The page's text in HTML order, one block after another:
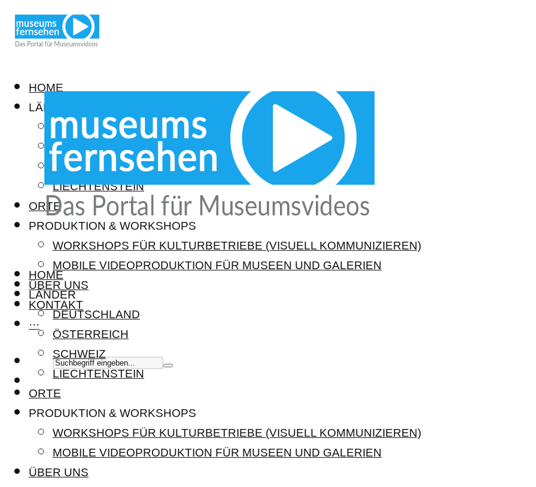
HOME
LÄNDER
DEUTSCHLAND
ÖSTERREICH
SCHWEIZ
LIECHTENSTEIN
ORTE
PRODUKTION & WORKSHOPS
WORKSHOPS FÜR KULTURBETRIEBE (VISUELL KOMMUNIZIEREN)
MOBILE VIDEOPRODUKTION FÜR MUSEEN UND GALERIEN
ÜBER UNS
KONTAKT
···
HOME
LÄNDER
DEUTSCHLAND
ÖSTERREICH
SCHWEIZ
LIECHTENSTEIN
ORTE
PRODUKTION & WORKSHOPS
WORKSHOPS FÜR KULTURBETRIEBE (VISUELL KOMMUNIZIEREN)
MOBILE VIDEOPRODUKTION FÜR MUSEEN UND GALERIEN
ÜBER UNS